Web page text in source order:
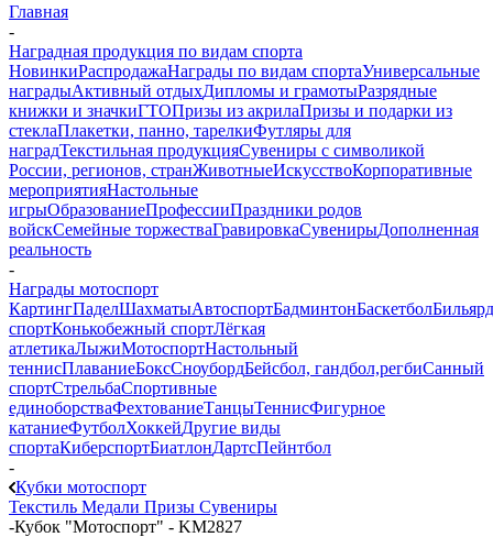
Главная
-
Наградная продукция по видам спорта
НовинкиРаспродажаНаграды по видам спортаУниверсальные
наградыАктивный отдыхДипломы и грамотыРазрядные
книжки и значкиГТОПризы из акрилаПризы и подарки из
стеклаПлакетки, панно, тарелкиФутляры для
наградТекстильная продукцияСувениры с символикой
России, регионов, странЖивотныеИскусствоКорпоративные
мероприятияНастольные
игрыОбразованиеПрофессииПраздники родов
войскСемейные торжестваГравировкаСувенирыДополненная
реальность
-
Награды мотоспорт
КартингПаделШахматыАвтоспортБадминтонБаскетболБильярд
спортКонькобежный спортЛёгкая
атлетикаЛыжиМотоспортНастольный
теннисПлаваниеБоксСноубордБейсбол, гандбол,регбиСанный
спортСтрельбаСпортивные
единоборстваФехтованиеТанцыТеннисФигурное
катаниеФутболХоккейДругие виды
спортаКиберспортБиатлонДартсПейнтбол
-
Кубки мотоспорт
Текстиль Медали Призы Сувениры
-Кубок "Мотоспорт" - KM2827